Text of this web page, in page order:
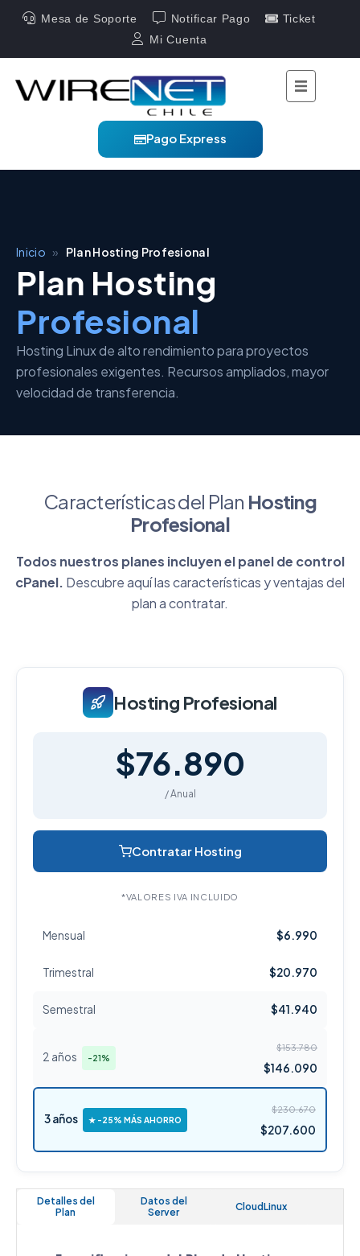
Mesa de Soporte Notificar Pago
Ticket
Mi Cuenta
Pago Express
Inicio » Plan Hosting Profesional
Plan Hosting
Profesional
Hosting Linux de alto rendimiento para proyectos
profesionales exigentes. Recursos ampliados, mayor
velocidad de transferencia.
Características del Plan Hosting
Profesional
Todos nuestros planes incluyen el panel de control
cPanel. Descubre aquí las características y ventajas del
plan a contratar.
Hosting Profesional
$76.890
/ Anual
Contratar Hosting
*VALORES IVA INCLUIDO
Mensual $6.990
Trimestral $20.970
Semestral $41.940
2 años -21%
$153.780
$146.090
3 años ★ -25% MÁS AHORRO
$230.670
$207.600
Detalles del
Plan
Datos del
Server
CloudLinux